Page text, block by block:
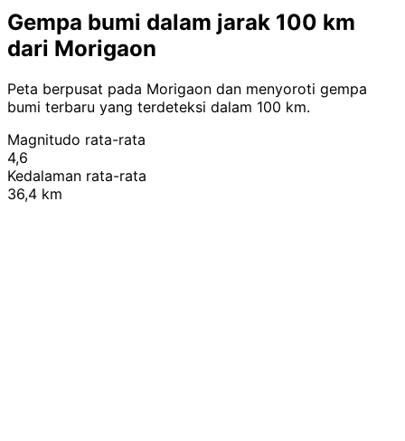
Gempa bumi dalam jarak 100 km
dari Morigaon
Peta berpusat pada Morigaon dan menyoroti gempa
bumi terbaru yang terdeteksi dalam 100 km.
Magnitudo rata-rata
4,6
Kedalaman rata-rata
36,4 km